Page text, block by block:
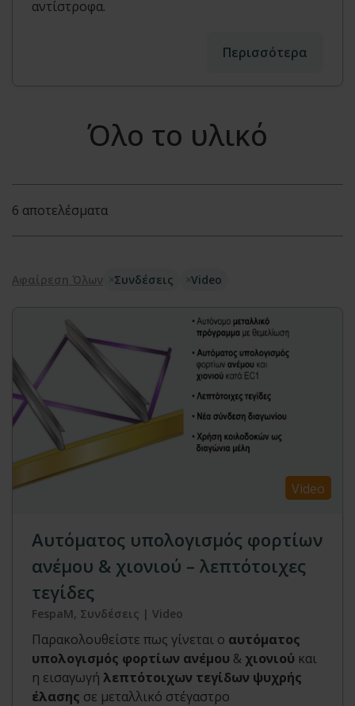
αντίστροφα.
Περισσότερα
Όλο το υλικό
6 αποτελέσματα
Αφαίρεση Όλων Συνδέσεις Video
Video
Αυτόματος υπολογισμός φορτίων
ανέμου & χιονιού – λεπτότοιχες
τεγίδες
FespaM, Συνδέσεις | Video
Παρακολουθείστε πως γίνεται ο αυτόματος
υπολογισμός φορτίων ανέμου & χιονιού και
η εισαγωγή λεπτότοιχων τεγίδων ψυχρής
έλασης σε μεταλλικό στέγαστρο